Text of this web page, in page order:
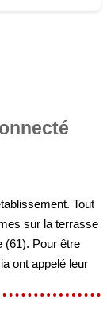
Tout
sur la terrasse
(61). Pour être
ont appelé leur